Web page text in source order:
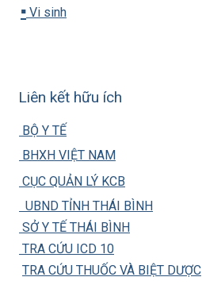
▪️ Vi sinh
Liên kết hữu ích
BỘ Y TẾ
BHXH VIỆT NAM
CỤC QUẢN LÝ KCB
UBND TỈNH THÁI BÌNH
SỞ Y TẾ THÁI BÌNH
TRA CỨU ICD 10
TRA CỨU THUỐC VÀ BIỆT DƯỢC